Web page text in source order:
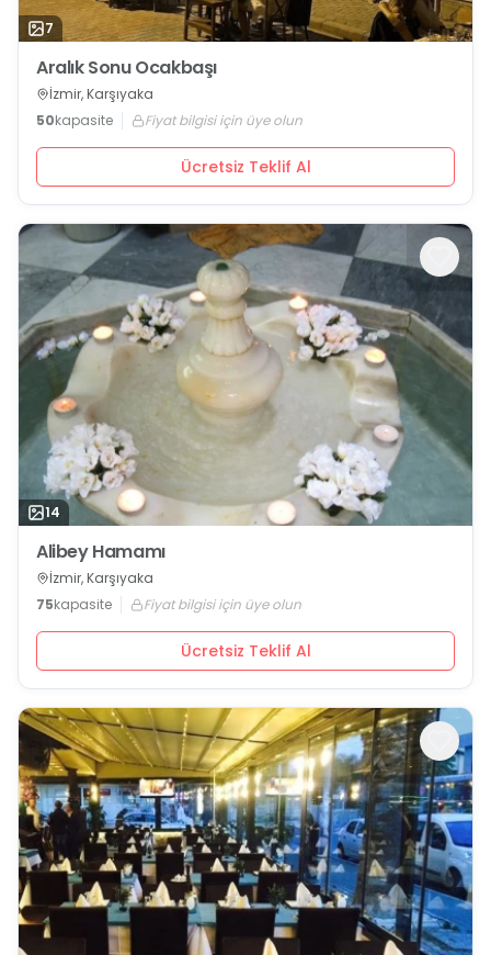
7
Aralık Sonu Ocakbaşı
İzmir, Karşıyaka
50kapasite Fiyat bilgisi için üye olun
Ücretsiz Teklif Al
14
Alibey Hamamı
İzmir, Karşıyaka
75kapasite Fiyat bilgisi için üye olun
Ücretsiz Teklif Al